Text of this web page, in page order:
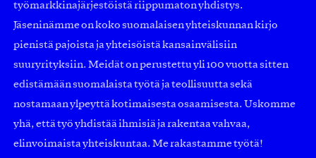
työmarkkinajärjestöistä riippumaton yhdistys.
Jäseninämme on koko suomalaisen yhteiskunnan kirjo
pienistä pajoista ja yhteisöistä kansainvälisiin
suuryrityksiin. Meidät on perustettu yli 100 vuotta sitten
edistämään suomalaista työtä ja teollisuutta sekä
nostamaan ylpeyttä kotimaisesta osaamisesta. Uskomme
yhä, että työ yhdistää ihmisiä ja rakentaa vahvaa,
elinvoimaista yhteiskuntaa. Me rakastamme työtä!